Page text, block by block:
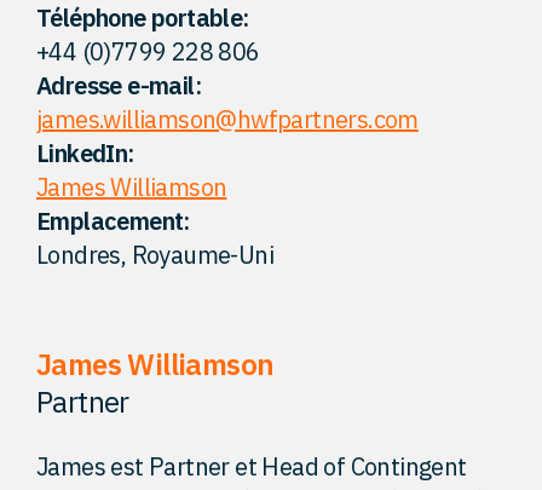
Perspectives
Téléphone portable:
+44 (0)7799 228 806
Adresse e-mail:
james.williamson@hwfpartners.com
LinkedIn:
James Williamson
Emplacement:
Londres, Royaume-Uni
James Williamson
Partner
James est Partner et Head of Contingent